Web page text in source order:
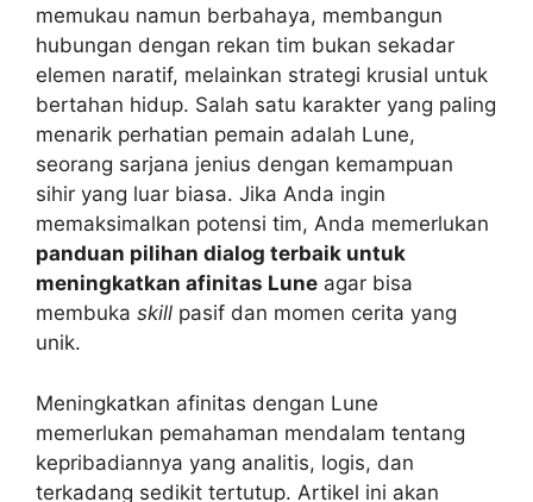
memukau namun berbahaya, membangun
hubungan dengan rekan tim bukan sekadar
elemen naratif, melainkan strategi krusial untuk
bertahan hidup. Salah satu karakter yang paling
menarik perhatian pemain adalah Lune,
seorang sarjana jenius dengan kemampuan
sihir yang luar biasa. Jika Anda ingin
memaksimalkan potensi tim, Anda memerlukan
panduan pilihan dialog terbaik untuk
meningkatkan afinitas Lune agar bisa
membuka skill pasif dan momen cerita yang
unik.
Meningkatkan afinitas dengan Lune
memerlukan pemahaman mendalam tentang
kepribadiannya yang analitis, logis, dan
terkadang sedikit tertutup. Artikel ini akan